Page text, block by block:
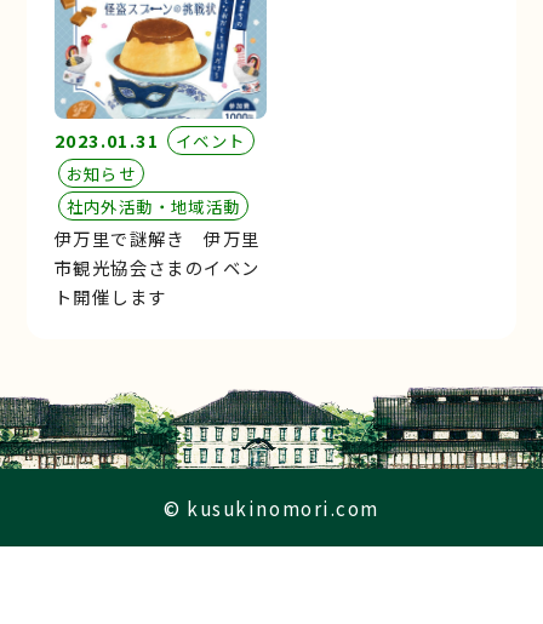
2023.01.31
イベント
お知らせ
社内外活動・地域活動
伊万里で謎解き 伊万里
市観光協会さまのイベン
ト開催します
© kusukinomori.com